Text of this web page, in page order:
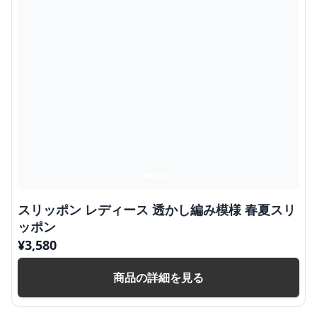
スリッポン レディース 透かし編み模様 春夏スリ
ッポン
¥3,580
商品の詳細を見る